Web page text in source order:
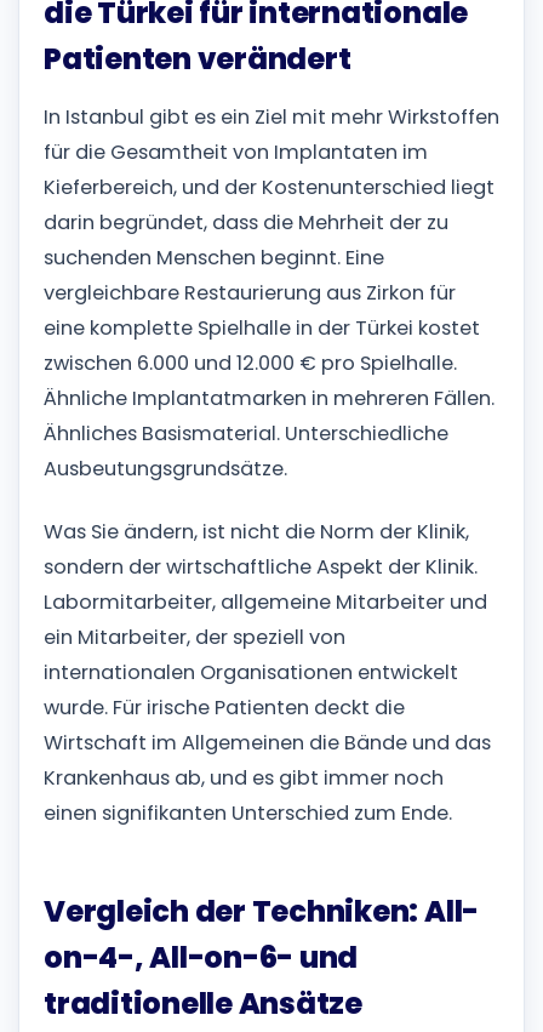
die Türkei für internationale
Patienten verändert
In Istanbul gibt es ein Ziel mit mehr Wirkstoffen
für die Gesamtheit von Implantaten im
Kieferbereich, und der Kostenunterschied liegt
darin begründet, dass die Mehrheit der zu
suchenden Menschen beginnt. Eine
vergleichbare Restaurierung aus Zirkon für
eine komplette Spielhalle in der Türkei kostet
zwischen 6.000 und 12.000 € pro Spielhalle.
Ähnliche Implantatmarken in mehreren Fällen.
Ähnliches Basismaterial. Unterschiedliche
Ausbeutungsgrundsätze.
Was Sie ändern, ist nicht die Norm der Klinik,
sondern der wirtschaftliche Aspekt der Klinik.
Labormitarbeiter, allgemeine Mitarbeiter und
ein Mitarbeiter, der speziell von
internationalen Organisationen entwickelt
wurde. Für irische Patienten deckt die
Wirtschaft im Allgemeinen die Bände und das
Krankenhaus ab, und es gibt immer noch
einen signifikanten Unterschied zum Ende.
Vergleich der Techniken: All-
on-4-, All-on-6- und
traditionelle Ansätze